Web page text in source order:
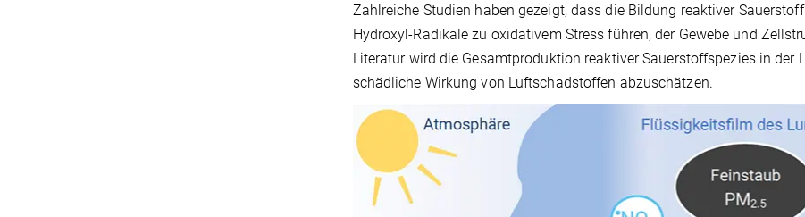
Zahlreiche Studien haben gezeigt, dass die Bildung reaktiver
Hydroxyl-Radikale zu oxidativem Stress führen, der Gewebe und
Literatur wird die Gesamtproduktion reaktiver Sauerstoffspezies in
schädliche Wirkung von Luftschadstoffen abzuschätzen.